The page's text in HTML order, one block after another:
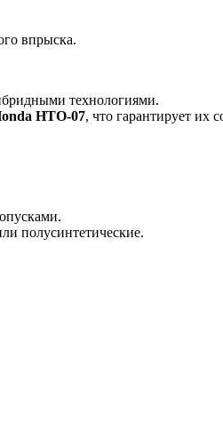
впрыска.
технологиями.
HTO-07, что гарантирует их
полусинтетические.